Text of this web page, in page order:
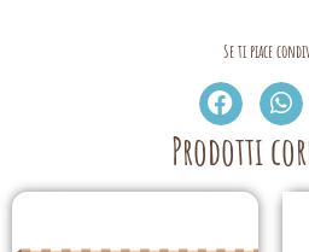
Se ti piace
Prodotti